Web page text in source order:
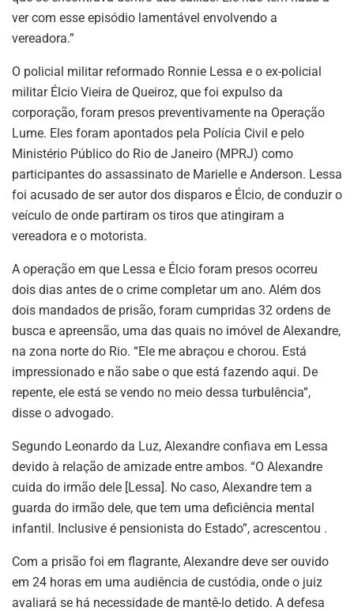
ver com esse episódio lamentável envolvendo a
vereadora.”
O policial militar reformado Ronnie Lessa e o ex-policial
militar Élcio Vieira de Queiroz, que foi expulso da
corporação, foram presos preventivamente na Operação
Lume. Eles foram apontados pela Polícia Civil e pelo
Ministério Público do Rio de Janeiro (MPRJ) como
participantes do assassinato de Marielle e Anderson. Lessa
foi acusado de ser autor dos disparos e Élcio, de conduzir o
veículo de onde partiram os tiros que atingiram a
vereadora e o motorista.
A operação em que Lessa e Élcio foram presos ocorreu
dois dias antes de o crime completar um ano. Além dos
dois mandados de prisão, foram cumpridas 32 ordens de
busca e apreensão, uma das quais no imóvel de Alexandre,
na zona norte do Rio. “Ele me abraçou e chorou. Está
impressionado e não sabe o que está fazendo aqui. De
repente, ele está se vendo no meio dessa turbulência”,
disse o advogado.
Segundo Leonardo da Luz, Alexandre confiava em Lessa
devido à relação de amizade entre ambos. “O Alexandre
cuida do irmão dele [Lessa]. No caso, Alexandre tem a
guarda do irmão dele, que tem uma deficiência mental
infantil. Inclusive é pensionista do Estado”, acrescentou .
Com a prisão foi em flagrante, Alexandre deve ser ouvido
em 24 horas em uma audiência de custódia, onde o juiz
avaliará se há necessidade de mantê-lo detido. A defesa